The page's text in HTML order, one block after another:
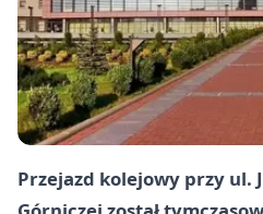
Przejazd kolejowy przy ul.